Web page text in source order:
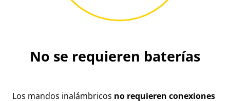
No se requieren baterías
Los mandos inalámbricos no requieren conexiones